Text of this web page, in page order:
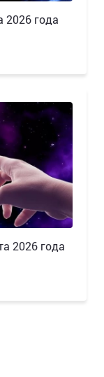
2026 года
2026 года